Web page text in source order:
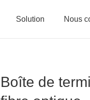
Solution Nous
Boîte de